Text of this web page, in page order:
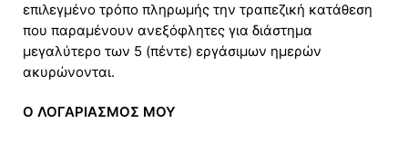
επιλεγμένο τρόπο πληρωμής την τραπεζική κατάθεση
που παραμένουν ανεξόφλητες για διάστημα
μεγαλύτερο των 5 (πέντε) εργάσιμων ημερών
ακυρώνονται.
Ο ΛΟΓΑΡΙΑΣΜΟΣ ΜΟΥ